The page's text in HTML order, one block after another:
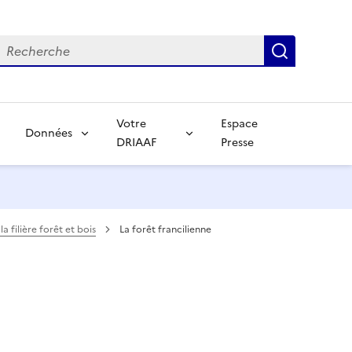
Données
Votre
DRIAAF
Espace
Presse
la filière forêt et bois La forêt francilienne